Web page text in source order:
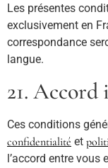
Les présentes
exclusivement en
correspondance
langue.
21.
Ces conditions
confidentialité et
l’accord entre vous